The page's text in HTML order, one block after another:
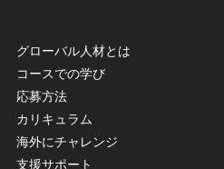
グローバル人材とは
コースでの学び
応募方法
カリキュラム
海外にチャレンジ
支援サポート